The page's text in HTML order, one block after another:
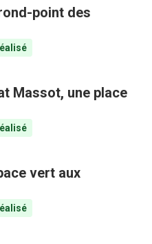
point des
Massot, une place
vert aux